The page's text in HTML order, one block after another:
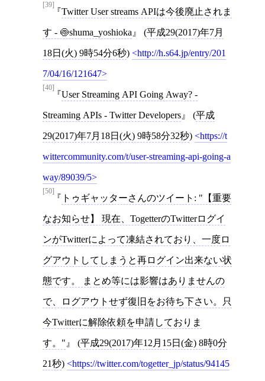
[39]
Twitter User streams APIは今後廃止されま
す - 🍥shuma_yoshioka (平成29(2017)年7月
18日(火) 9時54分6秒) http://h.s64.jp/entry/201
7/04/16/121647
[40]
User Streaming API Going Away? -
Streaming APIs - Twitter Developers (平成
29(2017)年7月18日(火) 9時58分32秒) https://t
wittercommunity.com/t/user-streaming-api-going-a
way/89039/5
[50]
トゥギャッターさんのツイート: "【重要
なお知らせ】 現在、TogetterのTwitterログイ
ンがTwitterによって凍結されており、一度ロ
グアウトしてしまうと再ログイン出来ない状
態です。 まとめ等には影響はありませんの
で、ログアウトせず復旧をお待ち下さい。只
今Twitterに解除依頼を申請しておりま
す。" (平成29(2017)年12月15日(金) 8時0分
21秒) https://twitter.com/togetter_jp/status/94145